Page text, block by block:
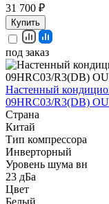
31 700 ₽
Купить
под заказ
Настенный
09HRC03/R3(DB)
Страна
Китай
Тип компрессора
Инверторный
Уровень шума вн
23 дБа
Цвет
Белый